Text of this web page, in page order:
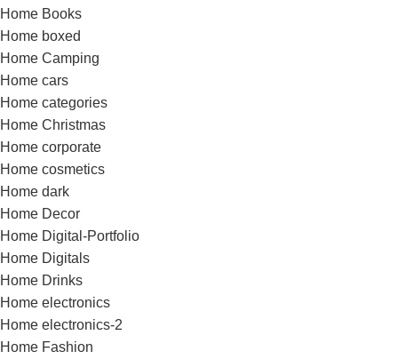
Home Books
Home boxed
Home Camping
Home cars
Home categories
Home Christmas
Home corporate
Home cosmetics
Home dark
Home Decor
Home Digital-Portfolio
Home Digitals
Home Drinks
Home electronics
Home electronics-2
Home Fashion